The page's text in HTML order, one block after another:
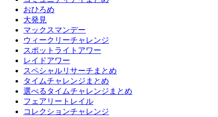
おひろめ
大発見
マックスマンデー
ウィークリーチャレンジ
スポットライトアワー
レイドアワー
スペシャルリサーチまとめ
タイムチャレンジまとめ
選べるタイムチャレンジまとめ
フェアリートレイル
コレクションチャレンジ